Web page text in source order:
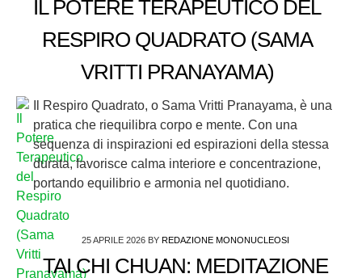
IL POTERE TERAPEUTICO DEL
RESPIRO QUADRATO (SAMA
VRITTI PRANAYAMA)
Il Respiro Quadrato, o Sama Vritti Pranayama, è una
pratica che riequilibra corpo e mente. Con una
sequenza di inspirazioni ed espirazioni della stessa
durata, favorisce calma interiore e concentrazione,
portando equilibrio e armonia nel quotidiano.
25 APRILE 2026 BY REDAZIONE MONONUCLEOSI
TAI CHI CHUAN: MEDITAZIONE